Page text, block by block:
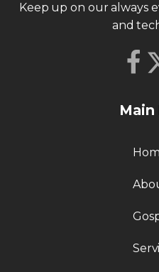
Keep up on our always
and
Main